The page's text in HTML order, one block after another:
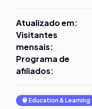
Atualizado em:
Visitantes
mensais:
Programa de
afiliados:
🧠 Education & Learning